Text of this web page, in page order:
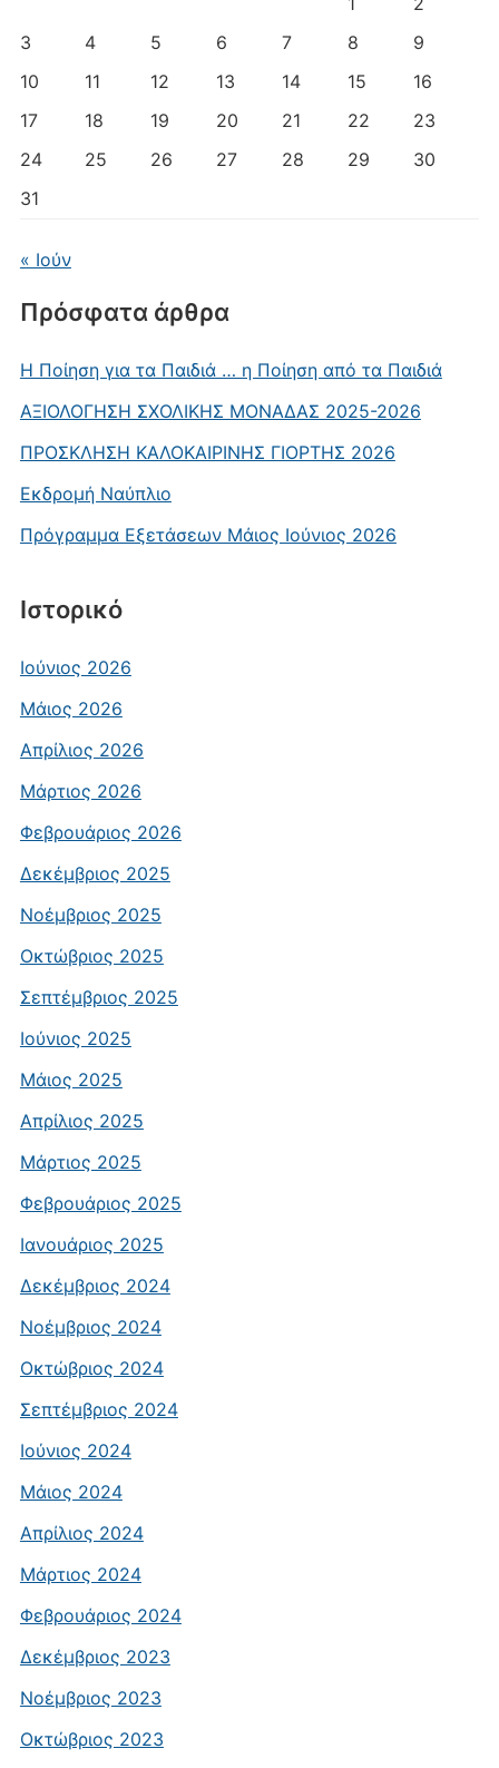
3
4 5 6 7 8
9
10
11 12 13 14 15
16
17
18 19 20 21 22
23
24
25 26 27 28 29
30
31
« Ιούν
Πρόσφατα άρθρα
Η Ποίηση για τα Παιδιά … η Ποίηση από τα Παιδιά
AΞΙΟΛΟΓΗΣΗ ΣΧΟΛΙΚΗΣ ΜΟΝΑΔΑΣ 2025-2026
ΠΡΟΣΚΛΗΣΗ ΚΑΛΟΚΑΙΡΙΝΗΣ ΓΙΟΡΤΗΣ 2026
Εκδρομή Ναύπλιο
Πρόγραμμα Εξετάσεων Μάιος Ιούνιος 2026
Ιστορικό
Ιούνιος 2026
Μάιος 2026
Απρίλιος 2026
Μάρτιος 2026
Φεβρουάριος 2026
Δεκέμβριος 2025
Νοέμβριος 2025
Οκτώβριος 2025
Σεπτέμβριος 2025
Ιούνιος 2025
Μάιος 2025
Απρίλιος 2025
Μάρτιος 2025
Φεβρουάριος 2025
Ιανουάριος 2025
Δεκέμβριος 2024
Νοέμβριος 2024
Οκτώβριος 2024
Σεπτέμβριος 2024
Ιούνιος 2024
Μάιος 2024
Απρίλιος 2024
Μάρτιος 2024
Φεβρουάριος 2024
Δεκέμβριος 2023
Νοέμβριος 2023
Οκτώβριος 2023